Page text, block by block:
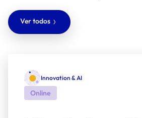
Ver todos
Innovation & AI
Online